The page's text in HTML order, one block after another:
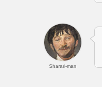
Sharari-man